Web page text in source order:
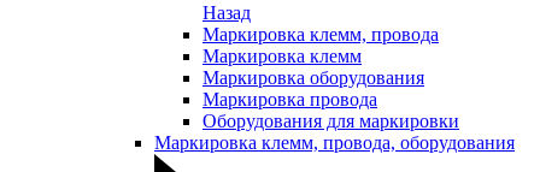
Назад
Маркировка клемм, провода
Маркировка клемм
Маркировка оборудования
Маркировка провода
Оборудования для маркировки
Маркировка клемм, провода, оборудования